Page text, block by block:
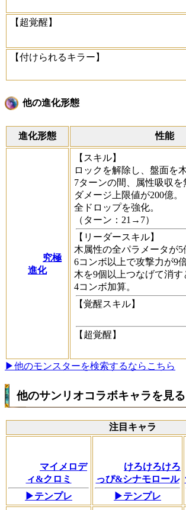
【超覚醒】
【付けられるキラー】
他の進化形態
進化形態 性能
究極
進化
【スキル】
ロックを解除し、盤面を
7ターンの間、属性吸収
ダメージ上限値が200億。
全ドロップを強化。
（ターン：21→7）
【リーダースキル】
木属性の全パラメータが5
6コンボ以上で攻撃力が9倍
木を9個以上つなげて消す
4コンボ加算。
【覚醒スキル】
【超覚醒】
▶他のモンスターを検索するならこちら
他のサンリオコラボキャラを見る
注目キャラ
マイメロデ
ィ&クロミ
▶テンプレ
けろけろけろ
っぴ&シナモロール
▶テンプレ